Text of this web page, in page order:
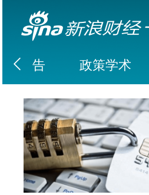
ESG报告 政策学术